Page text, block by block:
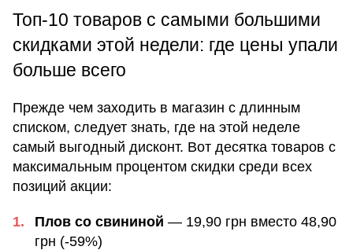
Топ-10 товаров с самыми большими
скидками этой недели: где цены упали
больше всего
Прежде чем заходить в магазин с длинным
списком, следует знать, где на этой неделе
самый выгодный дисконт. Вот десятка товаров с
максимальным процентом скидки среди всех
позиций акции:
Плов со свининой — 19,90 грн вместо 48,90
грн (-59%)